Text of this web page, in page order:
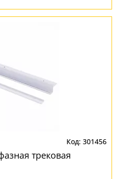
301456
трековая